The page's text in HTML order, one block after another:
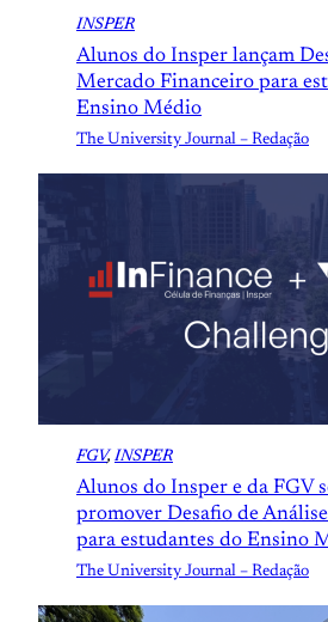
INSPER
Alunos do Insper lançam
Mercado Financeiro para
Ensino Médio
The University Journal – Redação
FGV, INSPER
Alunos do Insper e da FGV
promover Desafio de
para estudantes do Ensino
The University Journal – Redação